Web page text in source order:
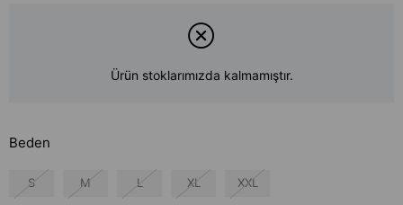
Ürün stoklarımızda kalmamıştır.
Beden
S M L XL XXL